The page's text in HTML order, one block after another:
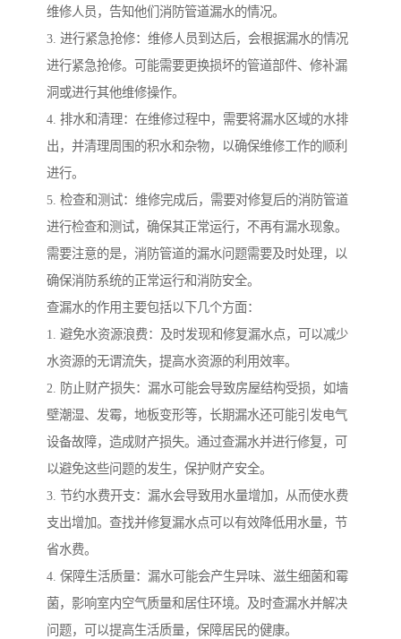
维修人员，告知他们消防管道漏水的情况。
3. 进行紧急抢修：维修人员到达后，会根据漏水的情况
进行紧急抢修。可能需要更换损坏的管道部件、修补漏
洞或进行其他维修操作。
4. 排水和清理：在维修过程中，需要将漏水区域的水排
出，并清理周围的积水和杂物，以确保维修工作的顺利
进行。
5. 检查和测试：维修完成后，需要对修复后的消防管道
进行检查和测试，确保其正常运行，不再有漏水现象。
需要注意的是，消防管道的漏水问题需要及时处理，以
确保消防系统的正常运行和消防安全。
查漏水的作用主要包括以下几个方面：
1. 避免水资源浪费：及时发现和修复漏水点，可以减少
水资源的无谓流失，提高水资源的利用效率。
2. 防止财产损失：漏水可能会导致房屋结构受损，如墙
壁潮湿、发霉，地板变形等，长期漏水还可能引发电气
设备故障，造成财产损失。通过查漏水并进行修复，可
以避免这些问题的发生，保护财产安全。
3. 节约水费开支：漏水会导致用水量增加，从而使水费
支出增加。查找并修复漏水点可以有效降低用水量，节
省水费。
4. 保障生活质量：漏水可能会产生异味、滋生细菌和霉
菌，影响室内空气质量和居住环境。及时查漏水并解决
问题，可以提高生活质量，保障居民的健康。